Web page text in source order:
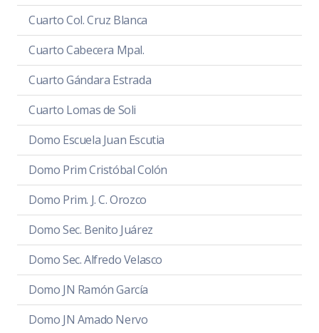
Cuarto Col. Cruz Blanca
Cuarto Cabecera Mpal.
Cuarto Gándara Estrada
Cuarto Lomas de Soli
Domo Escuela Juan Escutia
Domo Prim Cristóbal Colón
Domo Prim. J. C. Orozco
Domo Sec. Benito Juárez
Domo Sec. Alfredo Velasco
Domo JN Ramón García
Domo JN Amado Nervo